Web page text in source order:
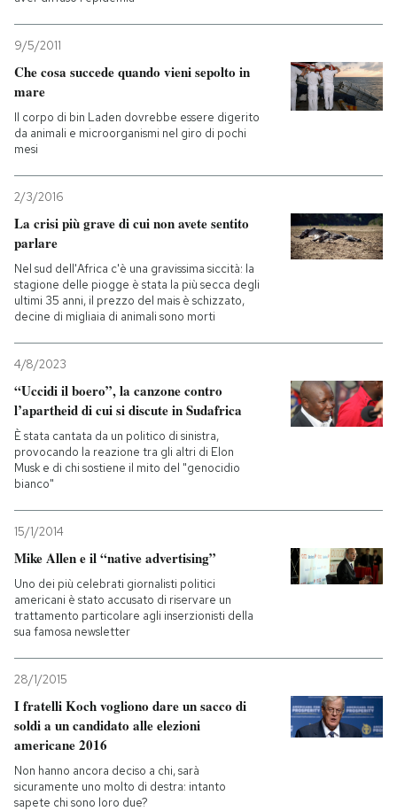
9/5/2011
Che cosa succede quando vieni sepolto in
mare
Il corpo di bin Laden dovrebbe essere digerito
da animali e microorganismi nel giro di pochi
mesi
2/3/2016
La crisi più grave di cui non avete sentito
parlare
Nel sud dell'Africa c'è una gravissima siccità: la
stagione delle piogge è stata la più secca degli
ultimi 35 anni, il prezzo del mais è schizzato,
decine di migliaia di animali sono morti
4/8/2023
“Uccidi il boero”, la canzone contro
l’apartheid di cui si discute in Sudafrica
È stata cantata da un politico di sinistra,
provocando la reazione tra gli altri di Elon
Musk e di chi sostiene il mito del "genocidio
bianco"
15/1/2014
Mike Allen e il “native advertising”
Uno dei più celebrati giornalisti politici
americani è stato accusato di riservare un
trattamento particolare agli inserzionisti della
sua famosa newsletter
28/1/2015
I fratelli Koch vogliono dare un sacco di
soldi a un candidato alle elezioni
americane 2016
Non hanno ancora deciso a chi, sarà
sicuramente uno molto di destra: intanto
sapete chi sono loro due?